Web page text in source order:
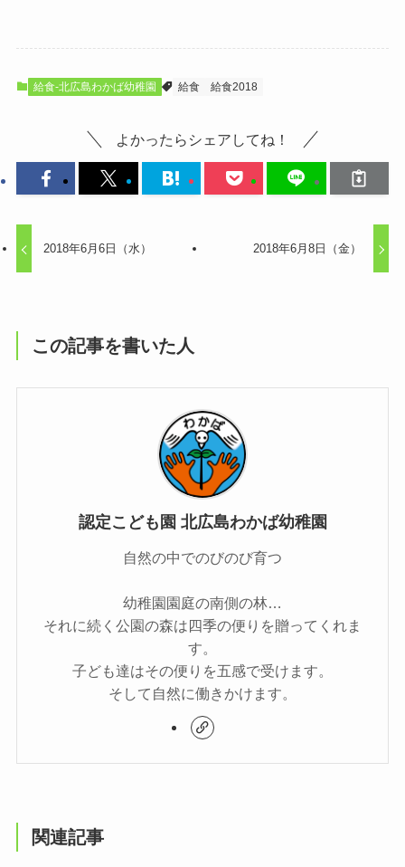
給食-北広島わかば幼稚園 給食 給食2018
よかったらシェアしてね！
2018年6月6日（水） 2018年6月8日（金）
この記事を書いた人
認定こども園 北広島わかば幼稚園
自然の中でのびのび育つ
幼稚園園庭の南側の林…
それに続く公園の森は四季の便りを贈ってくれま
す。
子ども達はその便りを五感で受けます。
そして自然に働きかけます。
関連記事